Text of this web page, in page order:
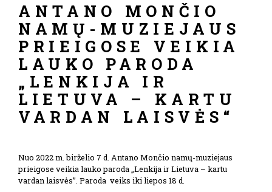
ANTANO MONČIO
NAMŲ-MUZIEJAUS
PRIEIGOSE VEIKIA
LAUKO PARODA
„LENKIJA IR
LIETUVA – KARTU
VARDAN LAISVĖS“
Nuo 2022 m. birželio 7 d. Antano Mončio namų-muziejaus
prieigose veikia lauko paroda „Lenkija ir Lietuva – kartu
vardan laisvės”. Paroda veiks iki liepos 18 d.